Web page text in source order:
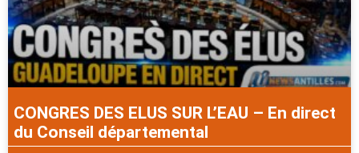
CONGRES DES ELUS SUR L’EAU – En direct
du Conseil départemental